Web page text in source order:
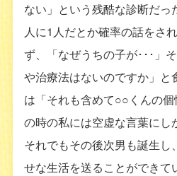
ない」という残酷な診断だっ
人に1人だとか確率の話をさ
ず、「なぜうちの子が･･･」
や治療法はないのですか」と
は「それも含めて○○くんの
の時の私には空虚な言葉にし
それでもその後次男も誕生し
せな生活を送ることができて